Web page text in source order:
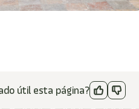
útil esta página?